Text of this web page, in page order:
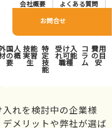
会社概要
よくある質問
お問合せ
国人
の概
要
技能
実習
生
特
定
技
能
受け入
れ可能
職種
コ
ラ
ム
費用
の目
安
国人人材派
お探しの方
れを検討中の企業様
メリットや弊社が選ば